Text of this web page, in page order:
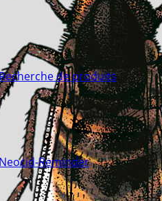
de produits
Neocid-Reminder